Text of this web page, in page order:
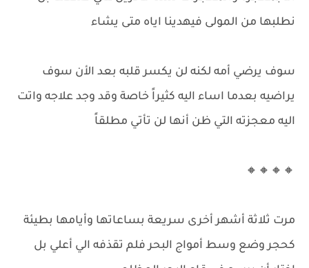
نطلبها من المولى فيهدينا اياه متى يشاء
سوف يرضي أمه لكنه لن يكسر قلبه بعد الأن سوف
يراضيه بعدما اساء اليه كثيراً خاصة وقد وجد علاجه واتت
اليه معجزته التي ظن أنها لن تأتي مطلقاً
🔸🔸🔸🔸
مرت ثلاثة أشهر أخرى سريعة بساعاتها وأيامها بطيئة
كحجر وضع وسط أمواج البحر فلم تقذفه الي أعلي بل